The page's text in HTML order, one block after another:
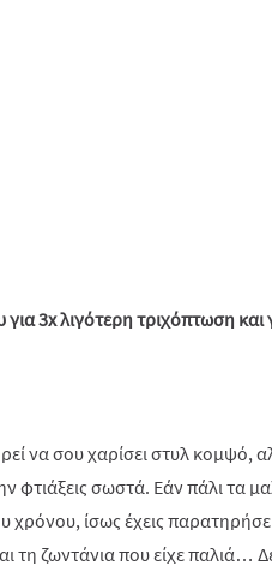
3x λιγότερη τριχόπτωση και
να σου χαρίσει στυλ κομψό,
φτιάξεις σωστά. Εάν πάλι τα
χρόνου, ίσως έχεις
τη ζωντάνια που είχε παλιά…